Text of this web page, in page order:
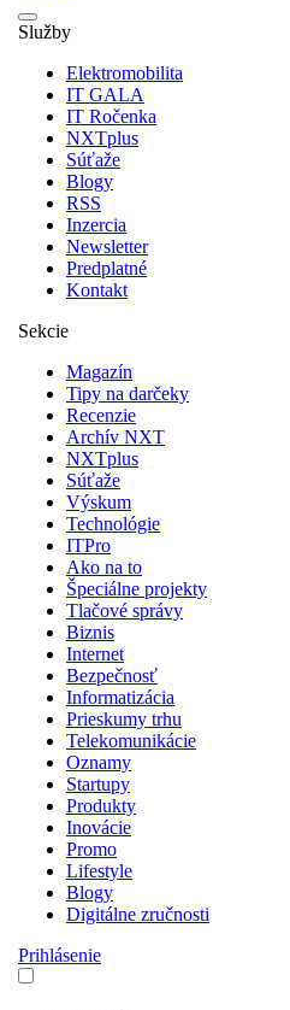
Služby
Elektromobilita
IT GALA
IT Ročenka
NXTplus
Súťaže
Blogy
RSS
Inzercia
Newsletter
Predplatné
Kontakt
Sekcie
Magazín
Tipy na darčeky
Recenzie
Archív NXT
NXTplus
Súťaže
Výskum
Technológie
ITPro
Ako na to
Špeciálne projekty
Tlačové správy
Biznis
Internet
Bezpečnosť
Informatizácia
Prieskumy trhu
Telekomunikácie
Oznamy
Startupy
Produkty
Inovácie
Promo
Lifestyle
Blogy
Digitálne zručnosti
Prihlásenie